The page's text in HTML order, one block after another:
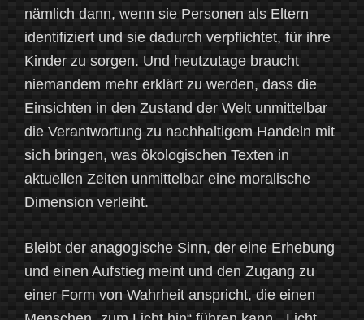
nämlich dann, wenn sie Personen als Eltern
identifiziert und sie dadurch verpflichtet, für ihre
Kinder zu sorgen. Und heutzutage braucht
niemandem mehr erklärt zu werden, dass die
Einsichten in den Zustand der Welt unmittelbar
die Verantwortung zu nachhaltigem Handeln mit
sich bringen, was ökologischen Texten in
aktuellen Zeiten unmittelbar eine moralische
Dimension verleiht.
Bleibt der anagogische Sinn, der eine Erhebung
und einen Aufstieg meint und den Zugang zu
einer Form von Wahrheit anspricht, die einen